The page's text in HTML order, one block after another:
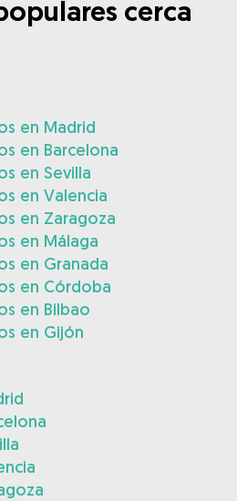
cerca
en Madrid
en Barcelona
en Sevilla
en Valencia
en Zaragoza
en Málaga
en Granada
en Córdoba
en Bilbao
en Gijón